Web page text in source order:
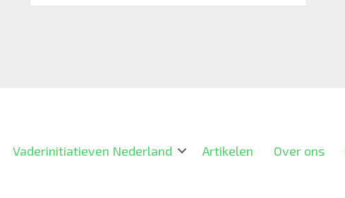
Vaderinitiatieven Nederland Artikelen Over ons